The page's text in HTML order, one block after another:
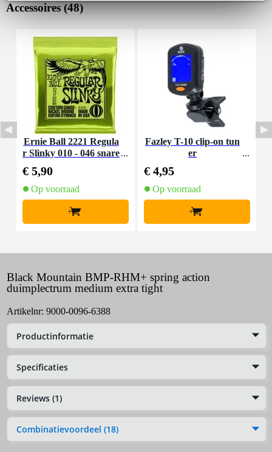
Accessoires (48)
Ernie Ball 2221 Regula
r Slinky 010 - 046 snare
€ 5,90
Op voorraad
+
Fazley T-10 clip-on tun
er
€ 4,95
Op voorraad
+
Black Mountain BMP-RHM+ spring action
duimplectrum medium extra tight
Artikelnr: 9000-0096-6388
Productinformatie
Specificaties
Reviews (1)
Combinatievoordeel (18)